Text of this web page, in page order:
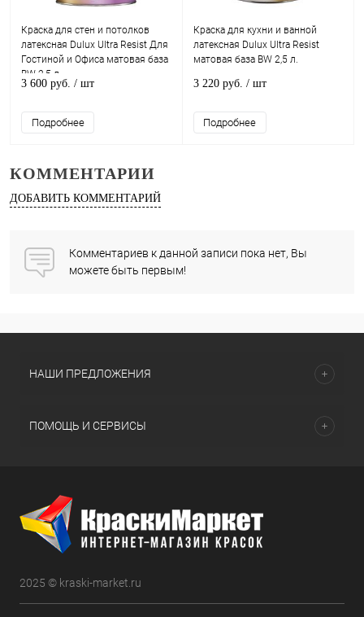
Краска для стен и потолков
латексная Dulux Ultra Resist Для
Гостиной и Офиса матовая база
BW 2,5 л.
3 600 руб. / шт
Подробнее
Краска для кухни и ванной
латексная Dulux Ultra Resist
матовая база BW 2,5 л.
3 220 руб. / шт
Подробнее
КОММЕНТАРИИ
ДОБАВИТЬ КОММЕНТАРИЙ
Комментариев к данной записи пока нет, Вы
можете быть первым!
НАШИ ПРЕДЛОЖЕНИЯ
ПОМОЩЬ И СЕРВИСЫ
2025 © kraski-market.ru